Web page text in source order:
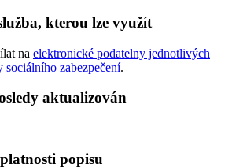
kterou lze využít
na elektronické podatelny jednotlivých
zabezpečení.
aktualizován
popisu